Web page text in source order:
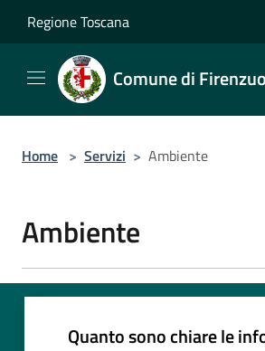
Regione Toscana
Comune di
Home > Servizi > Ambiente
Ambiente
Quanto sono chiare le